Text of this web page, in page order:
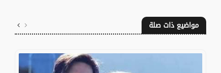
مواضيع ذات صلة